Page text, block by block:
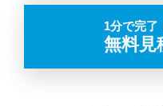
1分で完了
無料見